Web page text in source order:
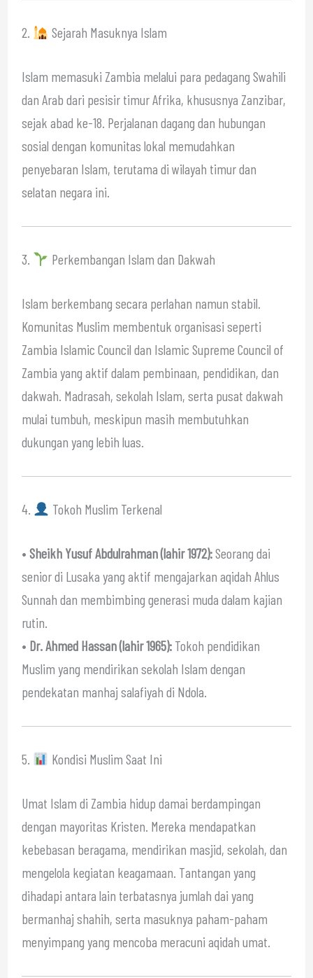
2. Sejarah Masuknya Islam
Islam memasuki Zambia melalui para pedagang Swahili
dan Arab dari pesisir timur Afrika, khususnya Zanzibar,
sejak abad ke-18. Perjalanan dagang dan hubungan
sosial dengan komunitas lokal memudahkan
penyebaran Islam, terutama di wilayah timur dan
selatan negara ini.
3. Perkembangan Islam dan Dakwah
Islam berkembang secara perlahan namun stabil.
Komunitas Muslim membentuk organisasi seperti
Zambia Islamic Council dan Islamic Supreme Council of
Zambia yang aktif dalam pembinaan, pendidikan, dan
dakwah. Madrasah, sekolah Islam, serta pusat dakwah
mulai tumbuh, meskipun masih membutuhkan
dukungan yang lebih luas.
4. Tokoh Muslim Terkenal
• Sheikh Yusuf Abdulrahman (lahir 1972):Seorang dai
senior di Lusaka yang aktif mengajarkan aqidah Ahlus
Sunnah dan membimbing generasi muda dalam kajian
rutin.
• Dr. Ahmed Hassan (lahir 1965):Tokoh pendidikan
Muslim yang mendirikan sekolah Islam dengan
pendekatan manhaj salafiyah di Ndola.
5. Kondisi Muslim Saat Ini
Umat Islam di Zambia hidup damai berdampingan
dengan mayoritas Kristen. Mereka mendapatkan
kebebasan beragama, mendirikan masjid, sekolah, dan
mengelola kegiatan keagamaan. Tantangan yang
dihadapi antara lain terbatasnya jumlah dai yang
bermanhaj shahih, serta masuknya paham-paham
menyimpang yang mencoba meracuni aqidah umat.